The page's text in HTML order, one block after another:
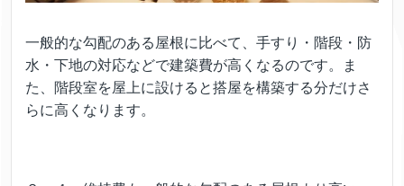
一般的な勾配のある屋根に比べて、手すり・階段・防
水・下地の対応などで建築費が高くなるのです。ま
た、階段室を屋上に設けると搭屋を構築する分だけさ
らに高くなります。